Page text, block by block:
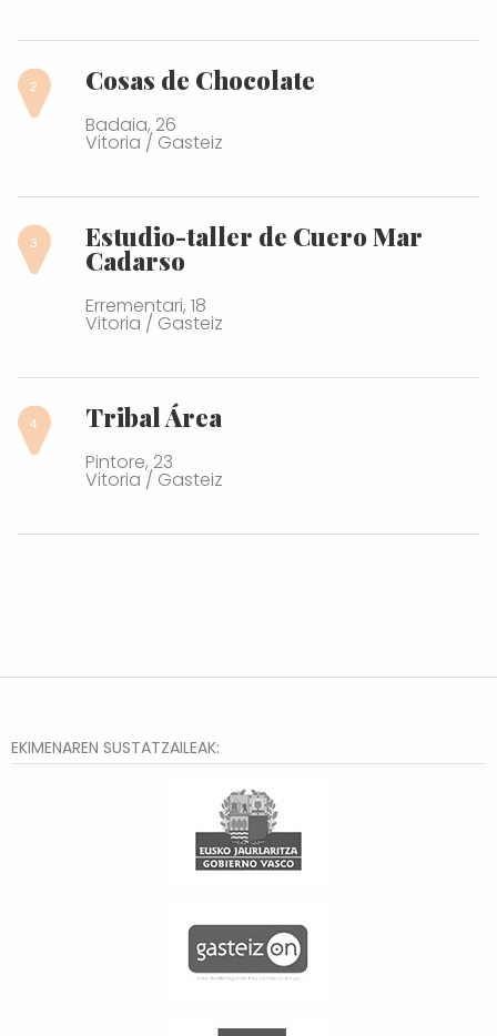
Cosas de Chocolate
Badaia, 26
Vitoria / Gasteiz
Estudio-taller de Cuero Mar
Cadarso
Errementari, 18
Vitoria / Gasteiz
Tribal Área
Pintore, 23
Vitoria / Gasteiz
EKIMENAREN SUSTATZAILEAK: